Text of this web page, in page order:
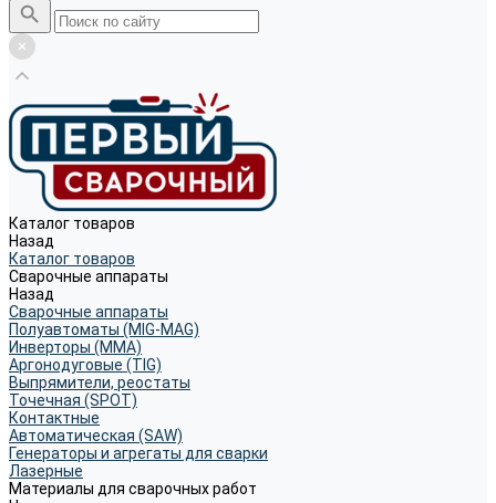
Каталог товаров
Назад
Каталог товаров
Сварочные аппараты
Назад
Сварочные аппараты
Полуавтоматы (MIG-MAG)
Инверторы (MMA)
Аргонодуговые (TIG)
Выпрямители, реостаты
Точечная (SPOT)
Контактные
Автоматическая (SAW)
Генераторы и агрегаты для сварки
Лазерные
Материалы для сварочных работ